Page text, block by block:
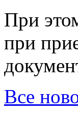
При
при
Все